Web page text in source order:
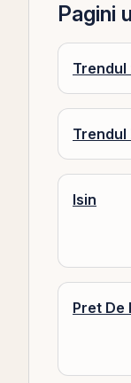
Pagini
Trendul
Trendul
Isin
Pret De